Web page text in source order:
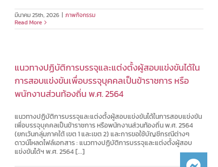
มีนาคม 25th, 2026 | ภาพกิจกรรม
Read More
แนวทางปฏิบัติการบรรจุและแต่งตั้งผู้สอบแข่งขันได้ใน
การสอบแข่งขันเพื่อบรรจุบุคคลเป็นข้าราชการ หรือ
พนักงานส่วนท้องถิ่น พ.ศ. 2564
แนวทางปฏิบัติการบรรจุและแต่งตั้งผู้สอบแข่งขันได้ในการสอบแข่งขัน
เพื่อบรรจุบุคคลเป็นข้าราชการ หรือพนักงานส่วนท้องถิ่น พ.ศ. 2564
(ยกเว้นกลุ่มภาคใต้ เขต 1 และเขต 2) และการขอใช้บัญชีกรณีต่างๆ
ดาวน์โหลดไฟล์เอกสาร : แนวทางปฏิบัติการบรรจุและแต่งตั้งผู้สอบ
แข่งขันได้ฯ พ.ศ. 2564 [...]